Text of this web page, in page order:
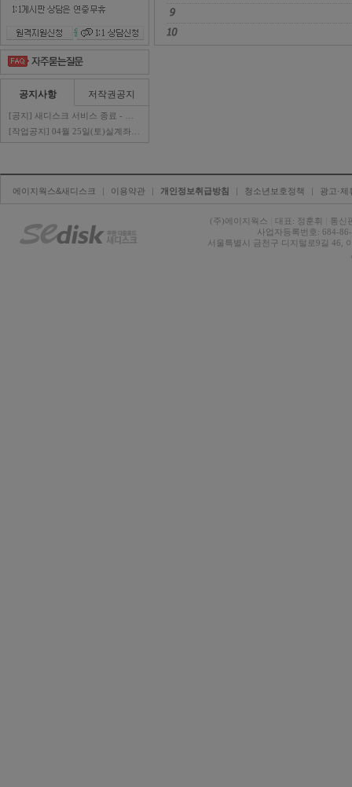
원격지원신청 1대1 상담신청
공지사항 저작권공지
에이지웍스&새디스크 | 이용약관 | 개인정보취급방침 | 청소년보호정책 | 광고·제
(주)에이지웍스 대표: 정훈휘
통신
사업자등록번호: 684-
서울특별시 금천구 디지털로9길 46,